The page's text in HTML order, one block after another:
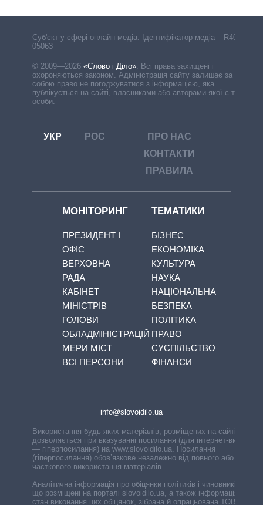
Cуб'єкт у сфері онлайн-медіа. Ідентифікатор медіа – R40-
05063
© 2009—2026 «Слово і Діло». Всі права захищені і
охороняються законом. Адміністрація сайту залишає за
собою право не погоджуватися з інформацією, яка
публікується на сайті, власниками або авторами якої є треті
особи.
УКР РОС
ПРО НАС
КОНТАКТИ
ПРАВИЛА
МОНІТОРИНГ
ПРЕЗИДЕНТ І
ОФІС
ВЕРХОВНА
РАДА
КАБІНЕТ
МІНІСТРІВ
ГОЛОВИ
ОБЛАДМІНІСТРАЦІЙ
МЕРИ МІСТ
ВСІ ПЕРСОНИ
ТЕМАТИКИ
БІЗНЕС
ЕКОНОМІКА
КУЛЬТУРА
НАУКА
НАЦІОНАЛЬНА
БЕЗПЕКА
ПОЛІТИКА
ПРАВО
СУСПІЛЬСТВО
ФІНАНСИ
info@slovoidilo.ua
Використання будь-яких матеріалів, розміщених на сайті,
дозволяється при вказуванні посилання (для інтернет-видань
— гіперпосилання) на www.slovoidilo.ua. Посилання
(гіперпосилання) обов’язкове незалежно від повного або
часткового використання матеріалів.
Аналітична інформація про обіцянки політиків і чиновників,
що розміщені на порталі slovoidilo.ua, а також інформація про
стан виконання цих обіцянок, зібрана й опрацьована ТОВ «ІА